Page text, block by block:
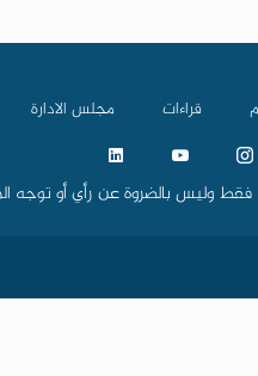
قراءات مجلس الادارة
فقط وليس بالضروة عن رأي أو توجه